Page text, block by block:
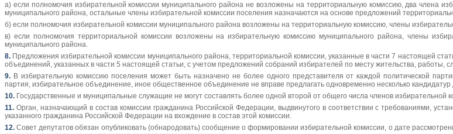
а) если полномочия избирательной комиссии муниципального района не возложены на территориальную комиссию, два члена
муниципального района, остальные члены избирательной комиссии поселения назначаются на основе предложений
б) если полномочия избирательной комиссии муниципального района возложены на территориальную комиссию, члены
в) если полномочия территориальной комиссии возложены на избирательную комиссию муниципального района, члены
муниципального района.
8. Предложения избирательной комиссии муниципального района, территориальной комиссии, указанные в части 7 настоящей
объединений, указанных в части 5 настоящей статьи, с учетом предложений собраний избирателей по месту жительства,
9. В избирательную комиссию поселения может быть назначено не более одного представителя от каждой политической
партия, избирательное объединение, иное общественное объединение не вправе предлагать одновременно несколько
10. Государственные и муниципальные служащие не могут составлять более одной второй от общего числа членов избирательной
11. Орган, назначающий в состав комиссии гражданина Российской Федерации, выдвинутого в соответствии с требованиями,
указанного гражданина Российской Федерации на вхождение в состав этой комиссии.
12. Совет депутатов обязан опубликовать (обнародовать) сообщение о формировании избирательной комиссии, о дате